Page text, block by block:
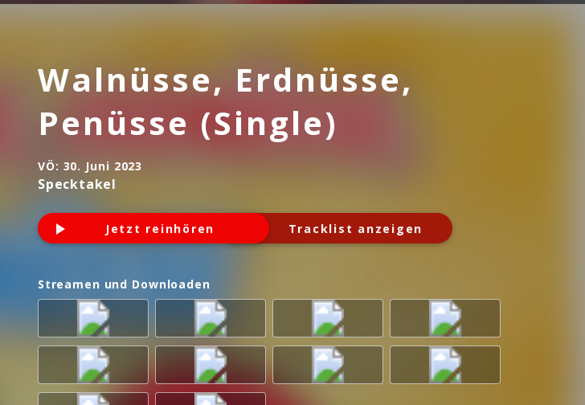
Walnüsse, Erdnüsse,
Penüsse (Single)
VÖ: 30. Juni 2023
Specktakel
Jetzt reinhören Tracklist anzeigen
Streamen und Downloaden